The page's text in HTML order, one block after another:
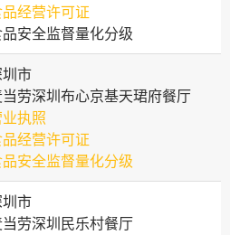
经营许可证
安全监督量化分级
市
劳深圳布心京基天珺府餐厅
业执照
经营许可证
安全监督量化分级
市
劳深圳民乐村餐厅